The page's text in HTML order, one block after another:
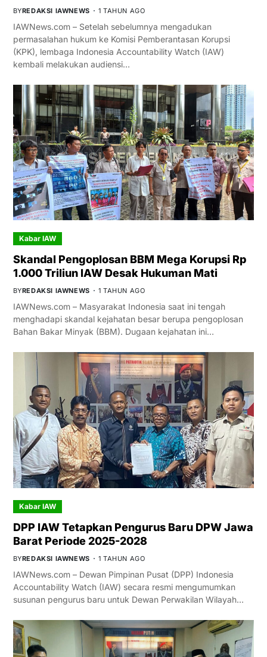
BYREDAKSI IAWNEWS 1 TAHUN AGO
IAWNews.com – Setelah sebelumnya mengadukan
permasalahan hukum ke Komisi Pemberantasan Korupsi
(KPK), lembaga Indonesia Accountability Watch (IAW)
kembali melakukan audiensi…
Kabar IAW
Skandal Pengoplosan BBM Mega Korupsi Rp
1.000 Triliun IAW Desak Hukuman Mati
BYREDAKSI IAWNEWS 1 TAHUN AGO
IAWNews.com – Masyarakat Indonesia saat ini tengah
menghadapi skandal kejahatan besar berupa pengoplosan
Bahan Bakar Minyak (BBM). Dugaan kejahatan ini…
Kabar IAW
DPP IAW Tetapkan Pengurus Baru DPW Jawa
Barat Periode 2025-2028
BYREDAKSI IAWNEWS 1 TAHUN AGO
IAWNews.com – Dewan Pimpinan Pusat (DPP) Indonesia
Accountability Watch (IAW) secara resmi mengumumkan
susunan pengurus baru untuk Dewan Perwakilan Wilayah…